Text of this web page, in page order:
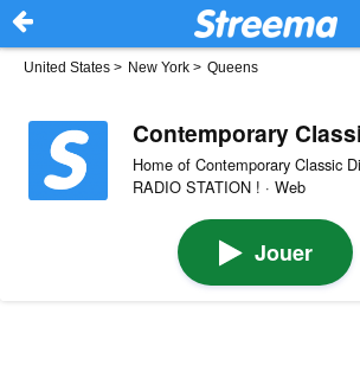
United States > New York > Queens
Contemporary
Home of Contemporary Classic
RADIO STATION ! · Web
Jouer